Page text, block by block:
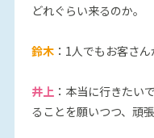
どれぐらい来るのか。
鈴木：1人でもお客さん
井上：本当に行きたい
ることを願いつつ、頑